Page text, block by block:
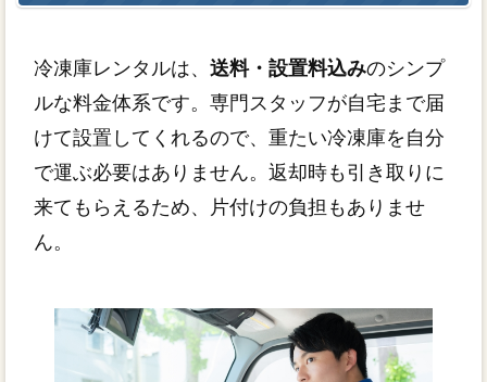
冷凍庫レンタルは、 送料・設置料込みのシンプ
ルな料金体系です。専門スタッフが自宅まで届
けて設置してくれるので、重たい冷凍庫を自分
で運ぶ必要はありません。返却時も引き取りに
来てもらえるため、片付けの負担もありませ
ん。